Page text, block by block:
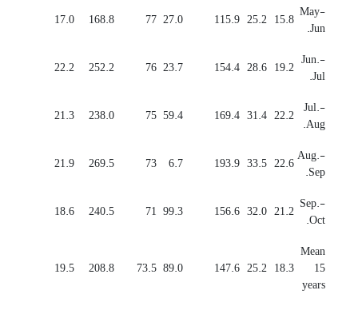
May-
Jun.
15.8
25.2
115.9
27.0
77
168.8
17.0
Jun.-
Jul.
19.2
28.6
154.4
23.7
76
252.2
22.2
Jul.-
Aug.
22.2
31.4
169.4
59.4
75
238.0
21.3
Aug.-
Sep.
22.6
33.5
193.9
6.7
73
269.5
21.9
Sep.-
Oct.
21.2
32.0
156.6
99.3
71
240.5
18.6
Mean
15
years
18.3
25.2
147.6
89.0
73.5
208.8
19.5